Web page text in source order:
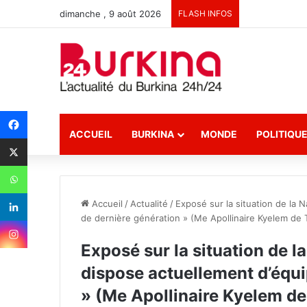
dimanche , 9 août 2026 FLASH INFOS
ACCUEIL BURKINA MONDE POLITIQUE
Accueil / Actualité / Exposé sur la situation de la
de dernière génération » (Me Apollinaire Kyelem de
Exposé sur la situation de
dispose actuellement
» (Me Apollinaire Kyelem